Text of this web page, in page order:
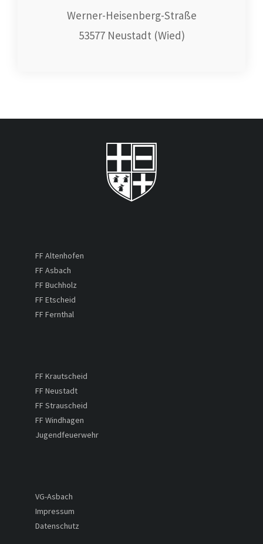
Werner-Heisenberg-Straße
53577 Neustadt (Wied)
FF Altenhofen
FF Asbach
FF Buchholz
FF Etscheid
FF Fernthal
FF Krautscheid
FF Neustadt
FF Strauscheid
FF Windhagen
Jugendfeuerwehr
VG-Asbach
Impressum
Datenschutz